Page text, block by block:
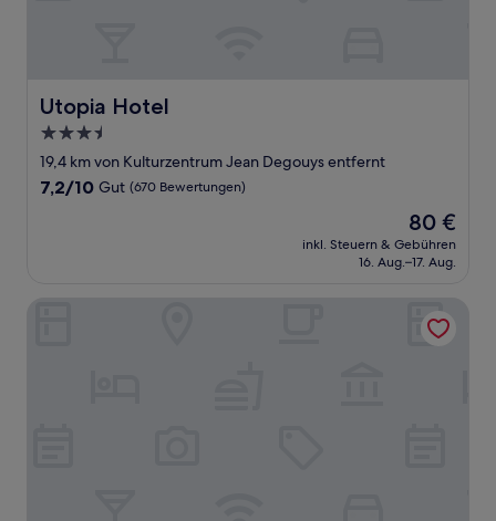
Utopia Hotel
Utopia Hotel
3.5-
Sterne-
Unterkunft
19,4 km von Kulturzentrum Jean Degouys entfernt
7.2
7,2/10 Gut (670 Bewertungen)
Der
Preis
beträgt
80 €
inkl. Steuern & Gebühren
16. Aug.–17. Aug.